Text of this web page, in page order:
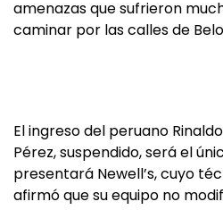
amenazas que sufrieron
caminar por las calles de
El ingreso del peruano
Pérez, suspendido, será el
presentará Newell’s, cuyo
afirmó que su equipo no